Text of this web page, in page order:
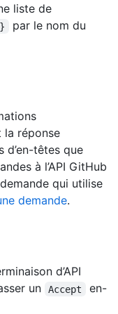
liste de
par le nom du
la réponse
d’en-têtes que
à l’API GitHub
qui utilise
demande.
d’API
un
Accept
en-